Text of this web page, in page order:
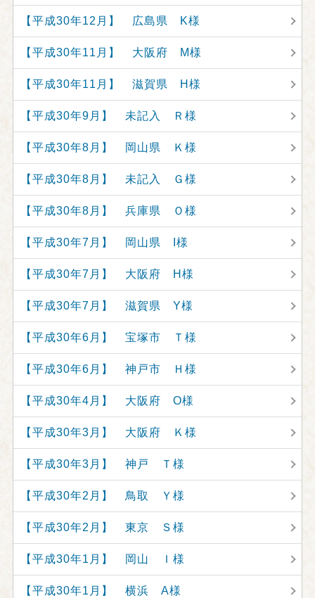
【平成30年12月】 広島県 K様
【平成30年11月】 大阪府 M様
【平成30年11月】 滋賀県 H様
【平成30年9月】 未記入 Ｒ様
【平成30年8月】 岡山県 Ｋ様
【平成30年8月】 未記入 Ｇ様
【平成30年8月】 兵庫県 Ｏ様
【平成30年7月】 岡山県 I様
【平成30年7月】 大阪府 H様
【平成30年7月】 滋賀県 Y様
【平成30年6月】 宝塚市 Ｔ様
【平成30年6月】 神戸市 Ｈ様
【平成30年4月】 大阪府 O様
【平成30年3月】 大阪府 Ｋ様
【平成30年3月】 神戸 Ｔ様
【平成30年2月】 鳥取 Ｙ様
【平成30年2月】 東京 Ｓ様
【平成30年1月】 岡山 Ｉ様
【平成30年1月】 横浜 A様